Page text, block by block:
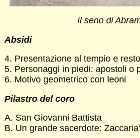
Il seno di
Absidi
4. Presentazione al tempio e
5. Personaggi in piedi: apostoli o
6. Motivo geometrico con leoni
Pilastro del coro
A. San Giovanni Battista
B. Un grande sacerdote: